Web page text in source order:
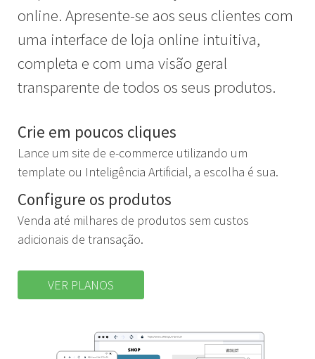
online. Apresente-se aos seus clientes com
uma interface de loja online intuitiva,
completa e com uma visão geral
transparente de todos os seus produtos.
Crie em poucos cliques
Lance um site de e-commerce utilizando um
template ou Inteligência Artificial, a escolha é sua.
Configure os produtos
Venda até milhares de produtos sem custos
adicionais de transação.
VER PLANOS